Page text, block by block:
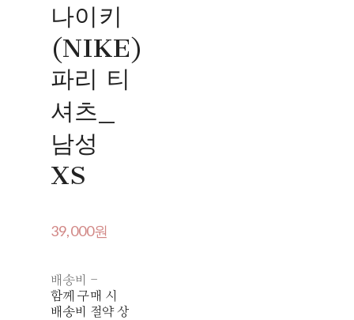
나이키
(NIKE)
파리 티
셔츠_
남성
XS
39,000원
배송비 -
함께 구매 시
배송비 절약 상